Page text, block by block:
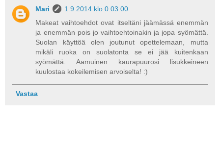
Mari
1.9.2014 klo 0.03.00
Makeat vaihtoehdot ovat itseltäni jäämässä enemmän
ja enemmän pois jo vaihtoehtoinakin ja jopa syömättä.
Suolan käyttöä olen joutunut opettelemaan, mutta
mikäli ruoka on suolatonta se ei jää kuitenkaan
syömättä. Aamuinen kaurapuurosi lisukkeineen
kuulostaa kokeilemisen arvoiselta! :)
Vastaa